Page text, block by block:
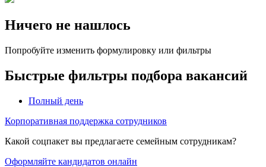
Ничего не нашлось
Попробуйте изменить формулировку или фильтры
Быстрые фильтры подбора вакансий
Полный день
Корпоративная поддержка сотрудников
Какой соцпакет вы предлагаете семейным сотрудникам?
Оформляйте кандидатов онлайн